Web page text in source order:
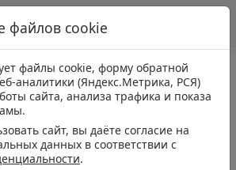
файлов cookie
файлы cookie, форму обратной
аналитики (Яндекс.Метрика, РСЯ)
сайта, анализа трафика и показа
сайт, вы даёте согласие на
данных в соответствии с
.